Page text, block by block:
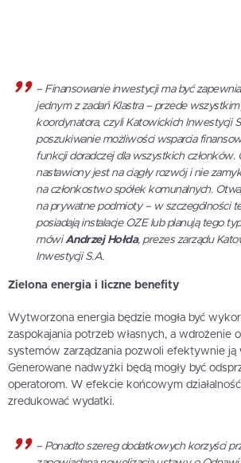
– Finansowanie inwestycji ma być
jednym z zadań Klastra – przede
koordynatora, czyli Katowickich Inwestycji
poszukiwanie możliwości wsparcia
funkcji doradczej dla wszystkich członków.
nastawiony jest na ciągły rozwój i nie
na członkostwo spółek komunalnych.
na prywatne podmioty – w szczególności
posiadają instalacje OZE lub planują tego
mówiAndrzej Hołda, prezes zarządu
Inwestycji S.A.
Zielona energia i liczne benefity
Wytworzona energia będzie mogła być
zaspokajania potrzeb własnych, a wdrożenie
systemów zarządzania pozwoli efektywnie ją
Generowane nadwyżki będą mogły być
operatorom. W efekcie końcowym
zredukować wydatki.
– Ponadto szereg dodatkowych korzyści